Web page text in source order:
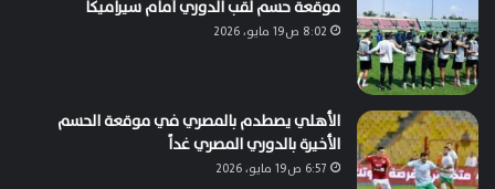
موقعة حسم لقب الدوري أمام سيراميكا
8:02 ص19 مايو، 2026
الأهلي يصطدم بالمصري في موقعة الحسم
الأخيرة بالدوري المصري غداً
6:57 ص19 مايو، 2026